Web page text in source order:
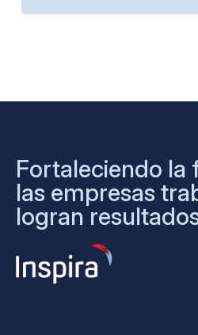
Fortaleciendo la
las empresas
logran